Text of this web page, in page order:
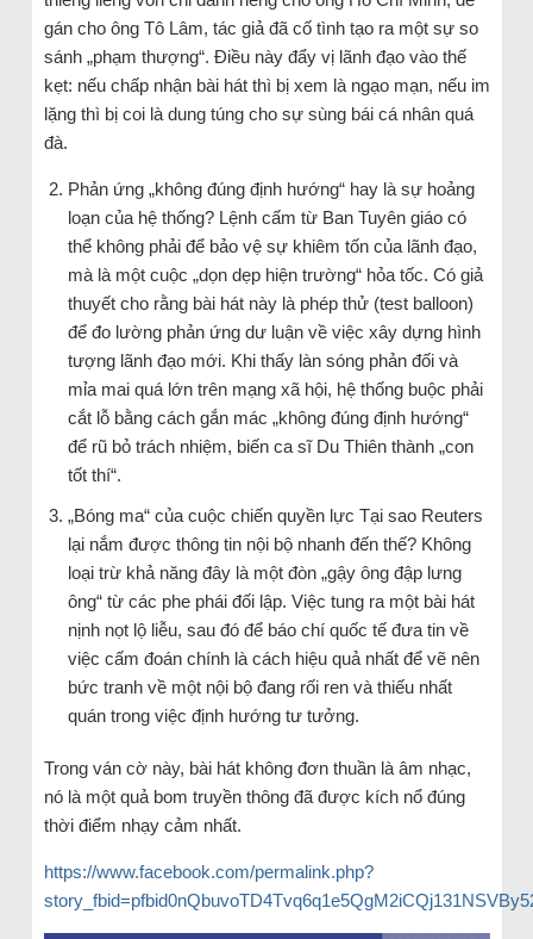
gán cho ông Tô Lâm, tác giả đã cố tình tạo ra một sự so
sánh „phạm thượng“. Điều này đẩy vị lãnh đạo vào thế
kẹt: nếu chấp nhận bài hát thì bị xem là ngạo mạn, nếu im
lặng thì bị coi là dung túng cho sự sùng bái cá nhân quá
đà.
Phản ứng „không đúng định hướng“ hay là sự hoảng
loạn của hệ thống? Lệnh cấm từ Ban Tuyên giáo có
thể không phải để bảo vệ sự khiêm tốn của lãnh đạo,
mà là một cuộc „dọn dẹp hiện trường“ hỏa tốc. Có giả
thuyết cho rằng bài hát này là phép thử (test balloon)
để đo lường phản ứng dư luận về việc xây dựng hình
tượng lãnh đạo mới. Khi thấy làn sóng phản đối và
mỉa mai quá lớn trên mạng xã hội, hệ thống buộc phải
cắt lỗ bằng cách gắn mác „không đúng định hướng“
để rũ bỏ trách nhiệm, biến ca sĩ Du Thiên thành „con
tốt thí“.
„Bóng ma“ của cuộc chiến quyền lực Tại sao Reuters
lại nắm được thông tin nội bộ nhanh đến thế? Không
loại trừ khả năng đây là một đòn „gậy ông đập lưng
ông“ từ các phe phái đối lập. Việc tung ra một bài hát
nịnh nọt lộ liễu, sau đó để báo chí quốc tế đưa tin về
việc cấm đoán chính là cách hiệu quả nhất để vẽ nên
bức tranh về một nội bộ đang rối ren và thiếu nhất
quán trong việc định hướng tư tưởng.
Trong ván cờ này, bài hát không đơn thuần là âm nhạc,
nó là một quả bom truyền thông đã được kích nổ đúng
thời điểm nhạy cảm nhất.
https://www.facebook.com/permalink.php?